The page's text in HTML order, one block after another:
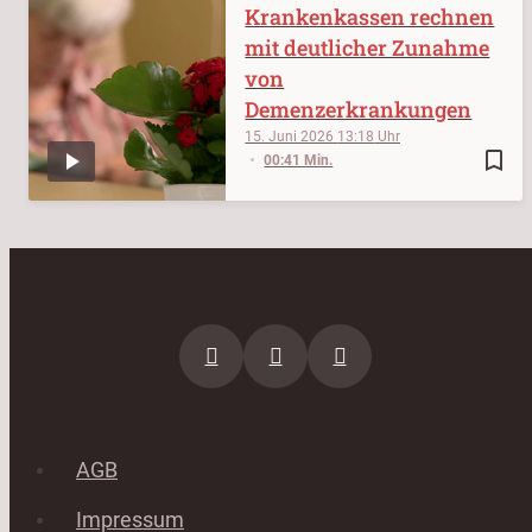
bookmark_border
15. Juni 2026 13:18
00:41 Min.
Krankenkassen rechnen
mit deutlicher Zunahme
von
Demenzerkrankungen
AGB
Impressum